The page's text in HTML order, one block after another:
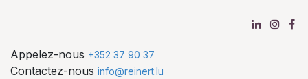
Appelez-nous +352 37 90 37
Contactez-nous info@reinert.lu